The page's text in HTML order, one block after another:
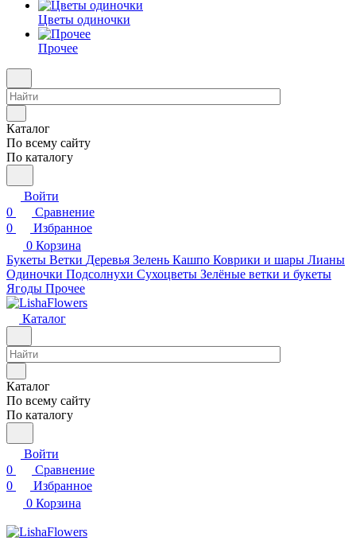
Цветы одиночки
Прочее
Каталог
По всему сайту
По каталогу
Войти
0
Сравнение
0
Избранное
0 Корзина
Букеты Ветки Деревья Зелень Кашпо Коврики и шары Лианы
Одиночки Подсолнухи Сухоцветы Зелёные ветки и букеты
Ягоды Прочее
Каталог
Каталог
По всему сайту
По каталогу
Войти
0
Сравнение
0
Избранное
0 Корзина